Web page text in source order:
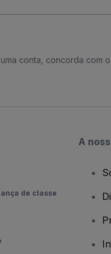
conta, concorda com
de classe
A